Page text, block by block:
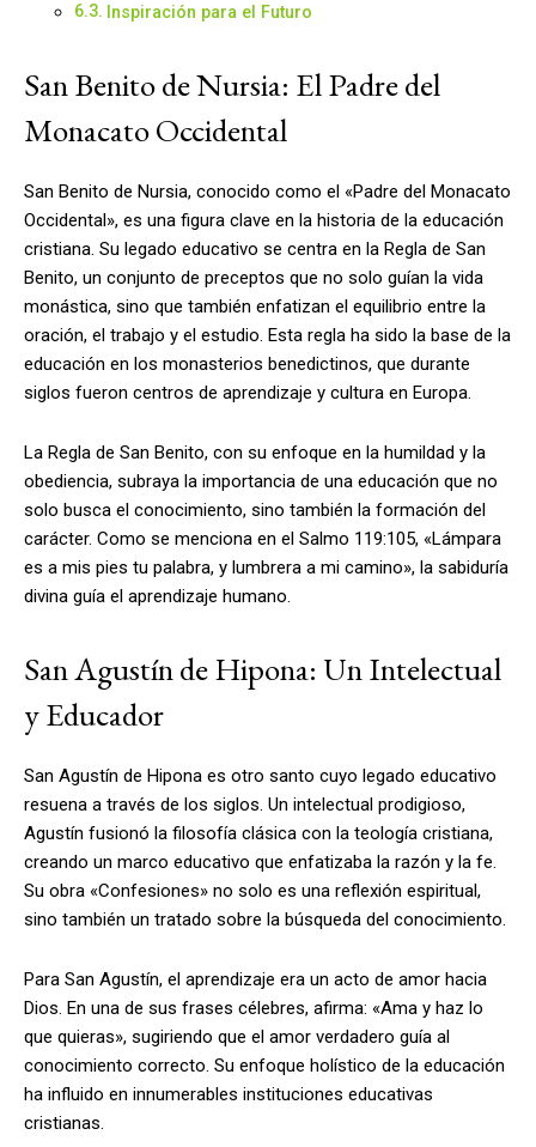
Inspiración para el Futuro
San Benito de Nursia: El Padre del
Monacato Occidental
San Benito de Nursia, conocido como el «Padre del Monacato
Occidental», es una figura clave en la historia de la educación
cristiana. Su legado educativo se centra en la Regla de San
Benito, un conjunto de preceptos que no solo guían la vida
monástica, sino que también enfatizan el equilibrio entre la
oración, el trabajo y el estudio. Esta regla ha sido la base de la
educación en los monasterios benedictinos, que durante
siglos fueron centros de aprendizaje y cultura en Europa.
La Regla de San Benito, con su enfoque en la humildad y la
obediencia, subraya la importancia de una educación que no
solo busca el conocimiento, sino también la formación del
carácter. Como se menciona en el Salmo 119:105, «Lámpara
es a mis pies tu palabra, y lumbrera a mi camino», la sabiduría
divina guía el aprendizaje humano.
San Agustín de Hipona: Un Intelectual
y Educador
San Agustín de Hipona es otro santo cuyo legado educativo
resuena a través de los siglos. Un intelectual prodigioso,
Agustín fusionó la filosofía clásica con la teología cristiana,
creando un marco educativo que enfatizaba la razón y la fe.
Su obra «Confesiones» no solo es una reflexión espiritual,
sino también un tratado sobre la búsqueda del conocimiento.
Para San Agustín, el aprendizaje era un acto de amor hacia
Dios. En una de sus frases célebres, afirma: «Ama y haz lo
que quieras», sugiriendo que el amor verdadero guía al
conocimiento correcto. Su enfoque holístico de la educación
ha influido en innumerables instituciones educativas
cristianas.